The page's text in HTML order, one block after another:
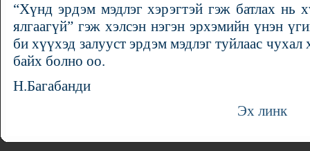
“Хүнд эрдэм мэдлэг хэрэгтэй гэж батлах нь
ялгаагүй” гэж хэлсэн нэгэн эрхэмийн үнэн
би хүүхэд залууст эрдэм мэдлэг туйлаас
байх болно оо.
Н.Багабанди
Эх линк